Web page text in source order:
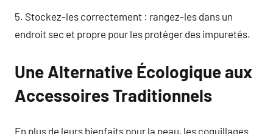
5. Stockez-les correctement : rangez-les dans un
endroit sec et propre pour les protéger des impuretés.
Une Alternative Écologique aux
Accessoires Traditionnels
En plus de leurs bienfaits pour la peau, les coquillages